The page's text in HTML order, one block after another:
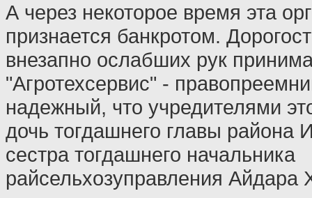
А через некоторое время эта
признается банкротом.
внезапно ослабших рук
"Агротехсервис" -
надежный, что учредителями
дочь тогдашнего главы района
сестра тогдашнего начальника
райсельхозуправления Айдара